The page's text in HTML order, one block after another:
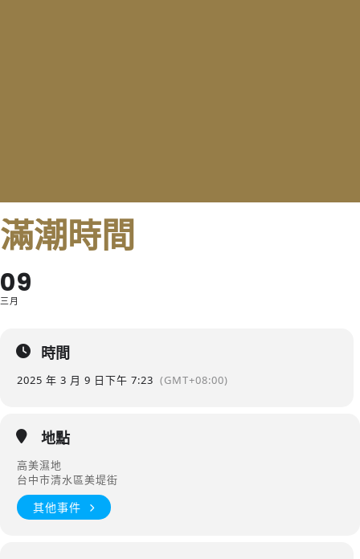
滿潮時間
09
三月
時間
2025 年 3 月 9 日下午 7:23 (GMT+08:00)
地點
高美濕地
台中市清水區美堤街
其他事件